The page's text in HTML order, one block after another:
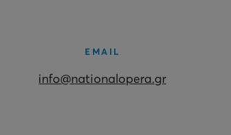
EMAIL
info@nationalopera.gr